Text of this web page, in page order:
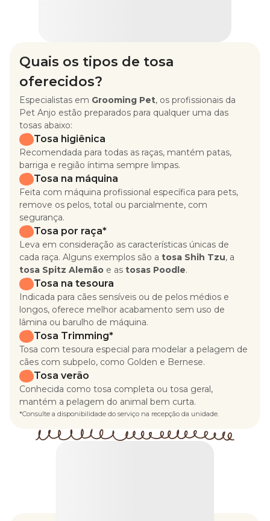
Quais os tipos de tosa
oferecidos?
Especialistas em Grooming Pet, os profissionais da
Pet Anjo estão preparados para qualquer uma das
tosas abaixo:
Tosa higiênica
Recomendada para todas as raças, mantém patas,
barriga e região íntima sempre limpas.
Tosa na máquina
Feita com máquina profissional específica para pets,
remove os pelos, total ou parcialmente, com
segurança.
Tosa por raça*
Leva em consideração as características únicas de
cada raça. Alguns exemplos são a tosa Shih Tzu, a
tosa Spitz Alemão e as tosas Poodle.
Tosa na tesoura
Indicada para cães sensíveis ou de pelos médios e
longos, oferece melhor acabamento sem uso de
lâmina ou barulho de máquina.
Tosa Trimming*
Tosa com tesoura especial para modelar a pelagem de
cães com subpelo, como Golden e Bernese.
Tosa verão
Conhecida como tosa completa ou tosa geral,
mantém a pelagem do animal bem curta.
*Consulte a disponibilidade do serviço na recepção da unidade.